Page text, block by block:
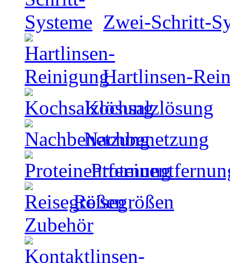
Zwei-Schritt-
Hartlinsen-
Kochsalzlösung
Nachbenetzung
Reisegrößen
Zubehör